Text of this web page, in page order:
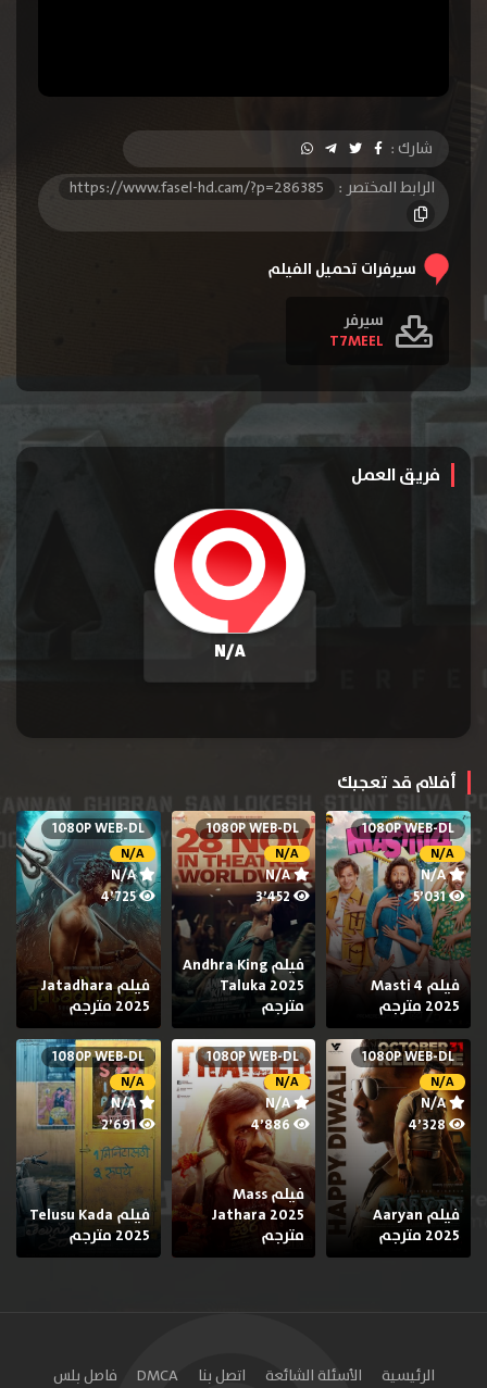
شارك :
الرابط المختصر :
https://www.fasel-hd.cam/?p=286385
سيرفرات تحميل الفيلم
سيرفر
T7MEEL
فريق العمل
N/A
أفلام قد تعجبك
1080P WEB-DL
N/A
N/A
5٬031
فيلم Masti 4
2025 مترجم
1080P WEB-DL
N/A
N/A
3٬452
فيلم Andhra King
Taluka 2025
مترجم
1080P WEB-DL
N/A
N/A
4٬725
فيلم Jatadhara
2025 مترجم
1080P WEB-DL
N/A
N/A
4٬328
فيلم Aaryan
2025 مترجم
1080P WEB-DL
N/A
N/A
4٬886
فيلم Mass
Jathara 2025
مترجم
1080P WEB-DL
N/A
N/A
2٬691
فيلم Telusu Kada
2025 مترجم
الرئيسية الأسئلة الشائعة اتصل بنا DMCA فاصل بلس